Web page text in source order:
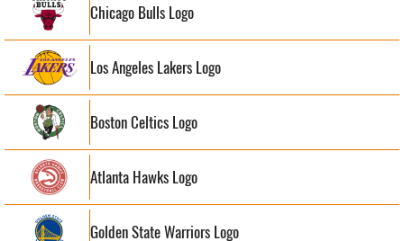
Chicago Bulls Logo
Los Angeles Lakers Logo
Boston Celtics Logo
Atlanta Hawks Logo
Golden State Warriors Logo